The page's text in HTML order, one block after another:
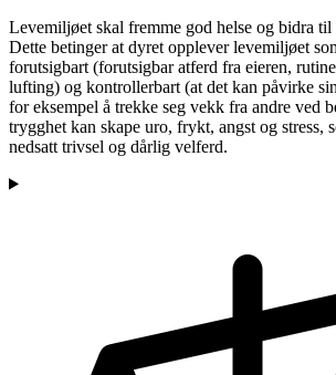
Levemiljøet skal fremme god helse og bidra
Dette betinger at dyret opplever levemiljøet
forutsigbart (forutsigbar atferd fra eieren,
lufting) og kontrollerbart (at det kan påvirke
for eksempel å trekke seg vekk fra andre ved
trygghet kan skape uro, frykt, angst og stress,
nedsatt trivsel og dårlig velferd.